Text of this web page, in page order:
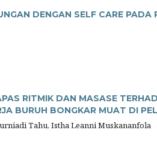
DENGAN SELF CARE
RITMIK DAN MASASE
BURUH BONGKAR MUAT DI
Tahu, Istha Leanni Muskananfola